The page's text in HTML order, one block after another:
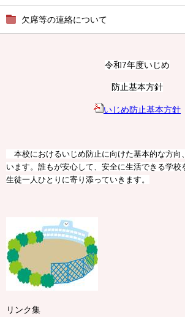
欠席等の連絡について
令和7年度いじめ
防止基本方針
いじめ防止基本方針
本校におけるいじめ防止に向けた基本的な方向
います。誰もが安心して、安全に生活できる学校
生徒一人ひとりに寄り添っていきます。
リンク集